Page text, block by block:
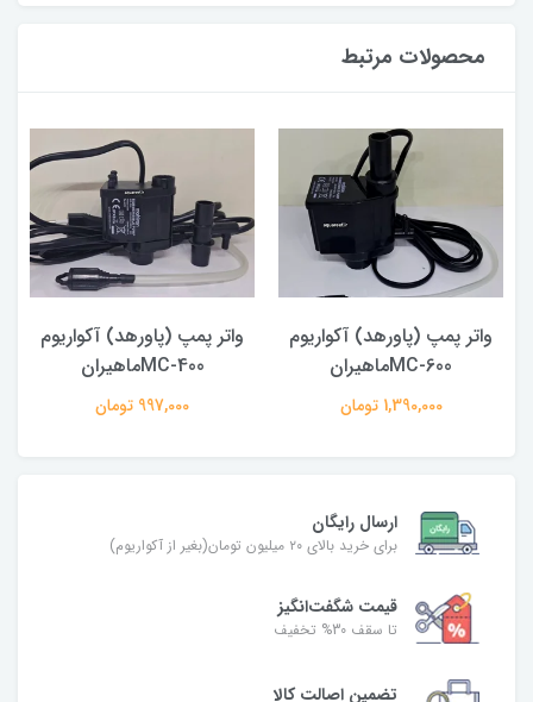
محصولات مرتبط
واتر پمپ (پاورهد) آکواریوم
MC-600ماهیران
1,390,000 تومان
واتر پمپ (پاورهد) آکواریوم
MC-400ماهیران
997,000 تومان
ارسال رایگان
برای خرید بالای ۲۰ میلیون تومان(بغیر از آکواریوم)
قیمت شگفت‌انگیز
تا سقف 30% تخفیف
تضمین اصالت کالا